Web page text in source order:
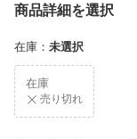
商品詳細を選択
在庫 ： 未選択
在庫
売り切れ